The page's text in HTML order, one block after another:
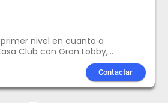
nivel en cuanto a
Club con Gran Lobby,
de eventos, piano bar, piscina,
Pool Movie Theater, Club
canchas de tenis y pádel, spa,
petanca. Servicio
Contactar